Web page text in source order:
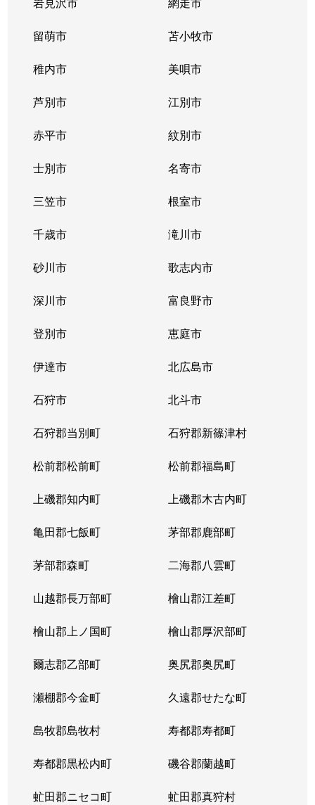
留萌市 苫小牧市
稚内市 美唄市
芦別市 江別市
赤平市 紋別市
士別市 名寄市
三笠市 根室市
千歳市 滝川市
砂川市 歌志内市
深川市 富良野市
登別市 恵庭市
伊達市 北広島市
石狩市 北斗市
石狩郡当別町 石狩郡新篠津村
松前郡松前町 松前郡福島町
上磯郡知内町 上磯郡木古内町
亀田郡七飯町 茅部郡鹿部町
茅部郡森町 二海郡八雲町
山越郡長万部町 檜山郡江差町
檜山郡上ノ国町 檜山郡厚沢部町
爾志郡乙部町 奥尻郡奥尻町
瀬棚郡今金町 久遠郡せたな町
島牧郡島牧村 寿都郡寿都町
寿都郡黒松内町 磯谷郡蘭越町
虻田郡ニセコ町 虻田郡真狩村